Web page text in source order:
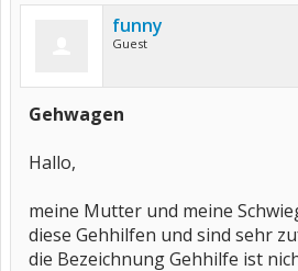
funny
Guest
Gehwagen
Hallo,
meine Mutter und meine
diese Gehhilfen und sind sehr
die Bezeichnung Gehhilfe ist